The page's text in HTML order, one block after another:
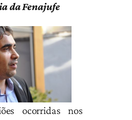
da Fenajufe
ocorridas nos